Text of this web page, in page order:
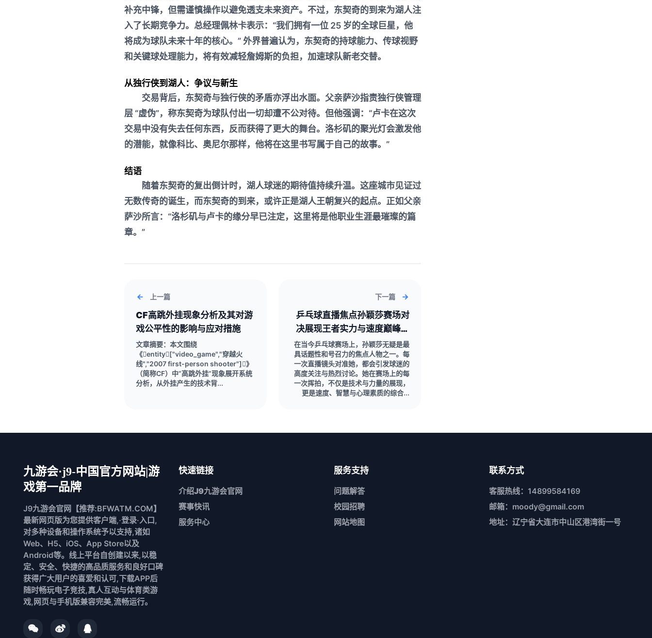
补充中锋，但需谨慎操作以避免透支未来资产。不过，东契奇的到来为湖人注
入了长期竞争力。总经理佩林卡表示：“我们拥有一位 25 岁的全球巨星，他
将成为球队未来十年的核心。” 外界普遍认为，东契奇的持球能力、传球视野
和关键球处理能力，将有效减轻詹姆斯的负担，加速球队新老交替。
从独行侠到湖人：争议与新生
交易背后，东契奇与独行侠的矛盾亦浮出水面。父亲萨沙指责独行侠管理
层 “虚伪”，称东契奇为球队付出一切却遭不公对待。但他强调：“卢卡在这次
交易中没有失去任何东西，反而获得了更大的舞台。洛杉矶的聚光灯会激发他
的潜能，就像科比、奥尼尔那样，他将在这里书写属于自己的故事。”
结语
随着东契奇的复出倒计时，湖人球迷的期待值持续升温。这座城市见证过
无数传奇的诞生，而东契奇的到来，或许正是湖人王朝复兴的起点。正如父亲
萨沙所言：“洛杉矶与卢卡的缘分早已注定，这里将是他职业生涯最璀璨的篇
章。”
上一篇
CF高跳外挂现象分析及其对游
戏公平性的影响与应对措施
文章摘要：本文围绕
《entity["video_game","穿越火
线","2007 first-person shooter"]》
（简称CF）中“高跳外挂”现象展开系统
分析，从外挂产生的技术背...
下一篇
乒乓球直播焦点孙颖莎赛场对
决展现王者实力与速度巅峰较
量点燃全场激情
在当今乒乓球赛场上，孙颖莎无疑是最
具话题性和号召力的焦点人物之一。每
一次直播镜头对准她，都会引发球迷的
高度关注与热烈讨论。她在赛场上的每
一次挥拍，不仅是技术与力量的展现，
更是速度、智慧与心理素质的综合...
九游会·j9-中国官方网站|游
戏第一品牌
J9九游会官网【推荐:BFWATM.COM】
最新网页版为您提供客户端,·登录·入口,
对多种设备和操作系统予以支持,诸如
Web、H5、iOS、App Store以及
Android等。线上平台自创建以来,以稳
定、安全、快捷的高品质服务和良好口碑
获得广大用户的喜爱和认可,下载APP后
随时畅玩电子竞技,真人互动与体育类游
戏,网页与手机版兼容完美,流畅运行。
快速链接
介绍J9九游会官网
赛事快讯
服务中心
服务支持
问题解答
校园招聘
网站地图
联系方式
客服热线：14899584169
邮箱：moody@gmail.com
地址：辽宁省大连市中山区港湾街一号